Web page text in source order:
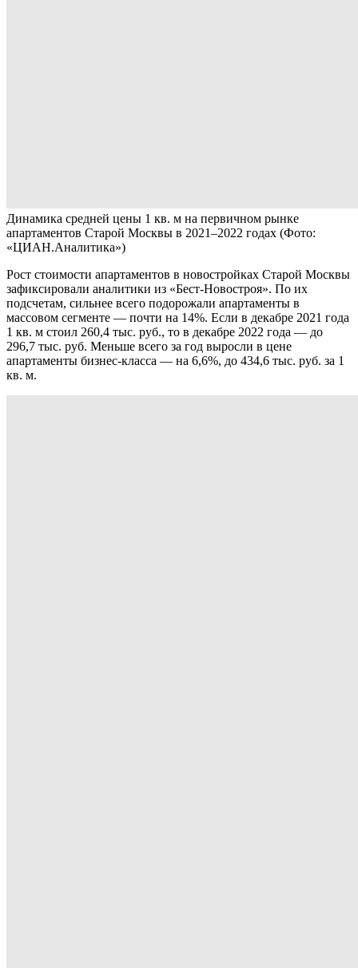
Динамика средней цены 1 кв. м на первичном рынке
апартаментов Старой Москвы в 2021–2022 годах (Фото:
«ЦИАН.Аналитика»)
Рост стоимости апартаментов в новостройках Старой Москвы
зафиксировали аналитики из «Бест-Новостроя». По их
подсчетам, сильнее всего подорожали апартаменты в
массовом сегменте — почти на 14%. Если в декабре 2021 года
1 кв. м стоил 260,4 тыс. руб., то в декабре 2022 года — до
296,7 тыс. руб. Меньше всего за год выросли в цене
апартаменты бизнес-класса — на 6,6%, до 434,6 тыс. руб. за 1
кв. м.